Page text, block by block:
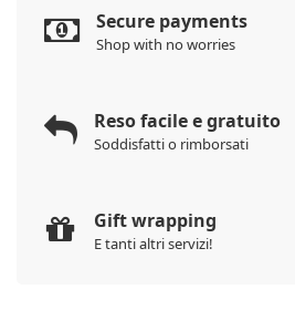
Secure payments
Shop with no worries
Reso facile e gratuito
Soddisfatti o rimborsati
Gift wrapping
E tanti altri servizi!